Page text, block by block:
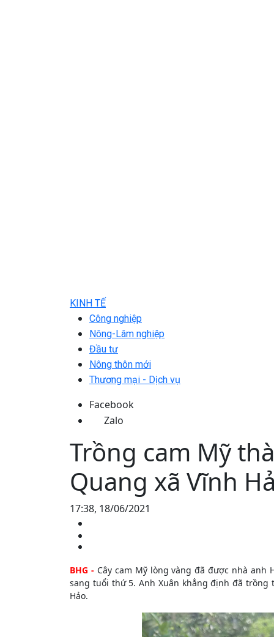
KINH TẾ
Công nghiệp
Nông-Lâm nghiệp
Đầu tư
Nông thôn mới
Thương mại - Dịch vụ
Facebook
Zalo
Trồng cam Mỹ
Quang xã Vĩnh
17:38, 18/06/2021
BHG -Cây cam Mỹ lòng vàng đã được nhà anh
sang tuổi thứ 5. Anh Xuân khẳng định đã trồng
Hảo.